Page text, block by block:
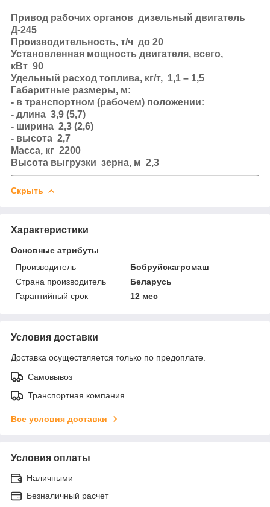
Привод рабочих органов дизельный двигатель
Д-245
Производительность, т/ч до 20
Установленная мощность двигателя, всего,
кВт 90
Удельный расход топлива, кг/т, 1,1 – 1,5
Габаритные размеры, м:
- в транспортном (рабочем) положении:
- длина 3,9 (5,7)
- ширина 2,3 (2,6)
- высота 2,7
Масса, кг 2200
Высота выгрузки зерна, м 2,3
Скрыть
Характеристики
Основные атрибуты
Производитель
Бобруйскагромаш
Страна производитель
Беларусь
Гарантийный срок
12 мес
Условия доставки
Доставка осуществляется только по предоплате.
Самовывоз
Транспортная компания
Все условия доставки
Условия оплаты
Наличными
Безналичный расчет